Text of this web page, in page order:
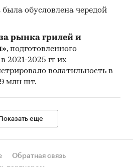
объем рынка
мелкой фасовки в
$ 53 521 тыс. В
герметиков
по типу материала в
приходится на
герметиков мелкой
г. составил $ 13 639 тыс.
ПЕНТА-91.
обусловлена чередой
рынка грилей и
, подготовленного
2021-2025 гг их
волатильность в
млн шт.
Показать еще
Обратная связь